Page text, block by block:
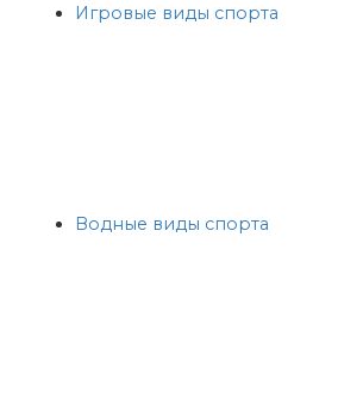
Игровые виды спорта
Водные виды спорта